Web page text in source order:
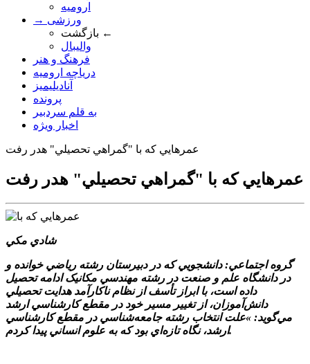
ارومیه
→ ورزشی
بازگشت ←
والیبال
فرهنگ و هنر
دریاچه ارومیه
آنادیلیمیز
پرونده
به قلم سردبیر
اخبار ویژه
عمرهايي که با "گمراهي تحصيلي" هدر رفت
عمرهايي که با "گمراهي تحصيلي" هدر رفت
شادي مکي
گروه اجتماعي: دانشجويي که در دبيرستان رشته رياضي خوانده و
در دانشگاه علم و صنعت در رشته مهندسي مکانيک ادامه تحصيل
داده است، با ابراز تأسف از نظام ناکارآمد هدايت تحصيلي
دانش‌آموزان، از تغيير مسير خود در مقطع کارشناسي ارشد
مي‌گويد: »علت انتخاب رشته جامعه‌شناسي در مقطع کارشناسي
ارشد، نگاه تازه‌اي بود که به علوم انساني پيدا کردم.